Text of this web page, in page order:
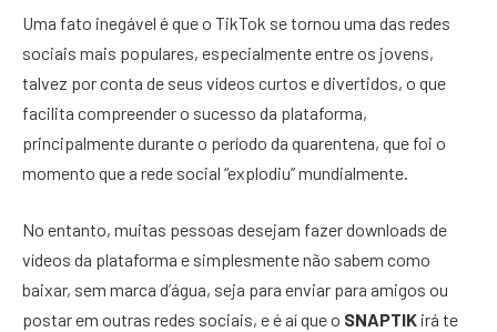
Uma fato inegável é que o TikTok se tornou uma das redes
sociais mais populares, especialmente entre os jovens,
talvez por conta de seus vídeos curtos e divertidos, o que
facilita compreender o sucesso da plataforma,
principalmente durante o período da quarentena, que foi o
momento que a rede social “explodiu” mundialmente.
No entanto, muitas pessoas desejam fazer downloads de
vídeos da plataforma e simplesmente não sabem como
baixar, sem marca d’água, seja para enviar para amigos ou
postar em outras redes sociais, e é aí que o SNAPTIK irá te